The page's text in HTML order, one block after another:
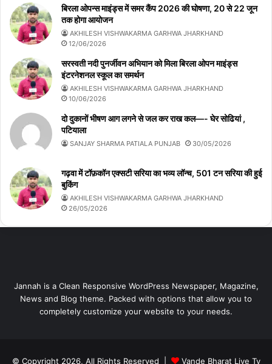
बिरला ओपन्स माइंड्स में समर कैंप 2026 की घोषणा, 20 से 22 जून
तक होगा आयोजन
AKHILESH VISHWAKARMA GARHWA JHARKHAND
12/06/2026
सरस्वती नदी पुनर्जीवन अभियान को मिला बिरला ओपन माइंड्स
इंटरनेशनल स्कूल का समर्थन
AKHILESH VISHWAKARMA GARHWA JHARKHAND
10/06/2026
दो दुकानों भीषण आग लगने से जल कर राख कल—- घेर सोढियां ,
पटियाला
SANJAY SHARMA PATIALA PUNJAB 30/05/2026
गढ़वा में टॉफ़कॉन एक्सटी सरिया का भव्य लॉन्च, 501 टन सरिया की हुई
बुकिंग
AKHILESH VISHWAKARMA GARHWA JHARKHAND
26/05/2026
Jannah is a Clean Responsive WordPress Newspaper, Magazine,
News and Blog theme. Packed with options that allow you to
completely customize your website to your needs.
© Copyright 2026, All Rights Reserved | Vande Bharat Live Tv